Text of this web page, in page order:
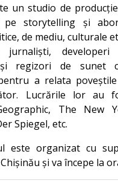
un studio de
pe storytelling și
de mediu, culturale
developeri
regizori de sunet
a relata
Lucrările lor au
The New
Spiegel, etc.
este organizat cu
și va începe la